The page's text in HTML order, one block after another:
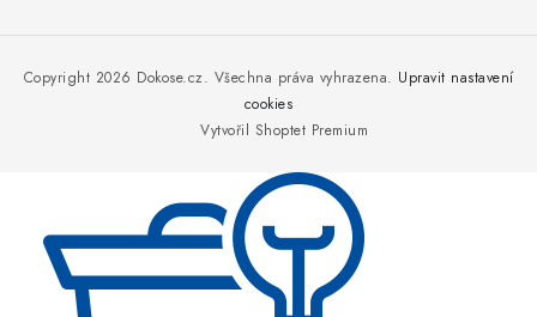
Vytvořil Shoptet Premium
Copyright 2026 Dokose.cz. Všechna práva vyhrazena. Upravit nastavení
cookies